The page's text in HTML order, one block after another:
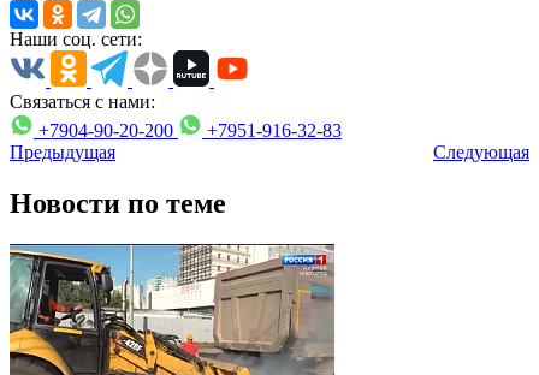
Наши соц. сети:
Связаться с нами:
+7904-90-20-200
+7951-916-32-83
Предыдущая
Следующая
Новости по теме